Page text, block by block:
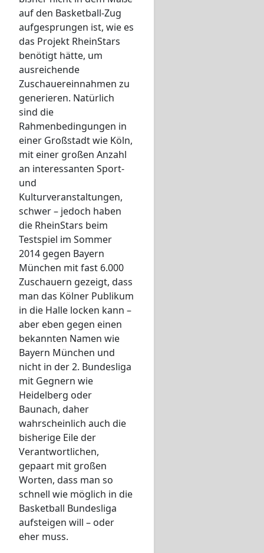
auf den Basketball-Zug
aufgesprungen ist, wie es
das Projekt RheinStars
benötigt hätte, um
ausreichende
Zuschauereinnahmen zu
generieren. Natürlich
sind die
Rahmenbedingungen in
einer Großstadt wie Köln,
mit einer großen Anzahl
an interessanten Sport-
und
Kulturveranstaltungen,
schwer – jedoch haben
die RheinStars beim
Testspiel im Sommer
2014 gegen Bayern
München mit fast 6.000
Zuschauern gezeigt, dass
man das Kölner Publikum
in die Halle locken kann –
aber eben gegen einen
bekannten Namen wie
Bayern München und
nicht in der 2. Bundesliga
mit Gegnern wie
Heidelberg oder
Baunach, daher
wahrscheinlich auch die
bisherige Eile der
Verantwortlichen,
gepaart mit großen
Worten, dass man so
schnell wie möglich in die
Basketball Bundesliga
aufsteigen will – oder
eher muss.